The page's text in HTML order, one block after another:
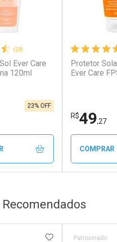
cada
cada
Ativar
(23)
Ever Care
120ml
23% OFF
Protetor
Ever Care
R$49,27
COMPRAR
Por
ADICIONAR AOS
Patrocinado